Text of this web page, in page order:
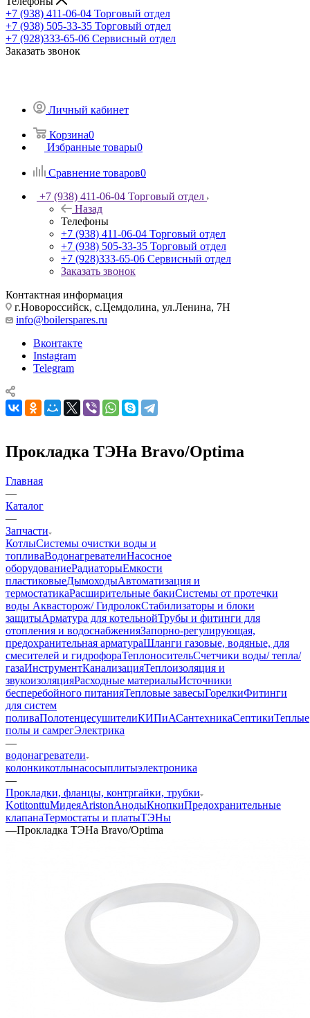
+7 (938) 411-06-04 Торговый отдел
+7 (938) 505-33-35 Торговый отдел
+7 (928)333-65-06 Сервисный отдел
Заказать звонок
Личный кабинет
Корзина0
Избранные товары0
Сравнение товаров0
+7 (938) 411-06-04 Торговый отдел
Назад
Телефоны
+7 (938) 411-06-04 Торговый отдел
+7 (938) 505-33-35 Торговый отдел
+7 (928)333-65-06 Сервисный отдел
Заказать звонок
Контактная информация
г.Новороссийск, с.Цемдолина, ул.Ленина, 7Н
info@boilerspares.ru
Вконтакте
Instagram
Telegram
Прокладка ТЭНа Bravo/Optima
Главная
—
Каталог
—
Запчасти
КотлыСистемы очистки воды и
топливаВодонагревателиНасосное
оборудованиеРадиаторыЕмкости
пластиковыеДымоходыАвтоматизация и
термостатикаРасширительные бакиСистемы от протечки
воды Аквасторож/ ГидролокСтабилизаторы и блоки
защитыАрматура для котельнойТрубы и фитинги для
отопления и водоснабженияЗапорно-регулирующая,
предохранительная арматураШланги газовые, водяные, для
смесителей и гидрофораТеплоносительСчетчики воды/ тепла/
газаИнструментКанализацияТеплоизоляция и
звукоизоляцияРасходные материалыИсточники
бесперебойного питанияТепловые завесыГорелкиФитинги
для систем
поливаПолотенцесушителиКИПиАСантехникаСептикиТеплые
полы и самрегЭлектрика
—
водонагреватели
колонкикотлынасосыплитыэлектроника
—
Прокладки, фланцы, контргайки, трубки
KotitonttuМидеяAristonАнодыКнопкиПредохранительные
клапанаТермостаты и платыТЭНы
—Прокладка ТЭНа Bravo/Optima